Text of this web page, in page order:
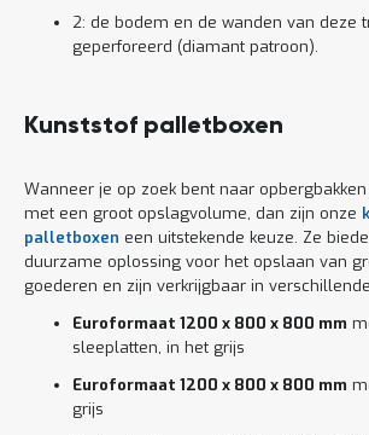
2: de bodem en de wanden van deze
geperforeerd (diamant patroon).
Kunststof palletboxen
Wanneer je op zoek bent naar
met een groot opslagvolume, dan zijn onze
palletboxen een uitstekende keuze. Ze
duurzame oplossing voor het opslaan van
goederen en zijn verkrijgbaar in
Euroformaat 1200 x 800 x 800 mm
sleeplatten, in het grijs
Euroformaat 1200 x 800 x 800 mm
grijs